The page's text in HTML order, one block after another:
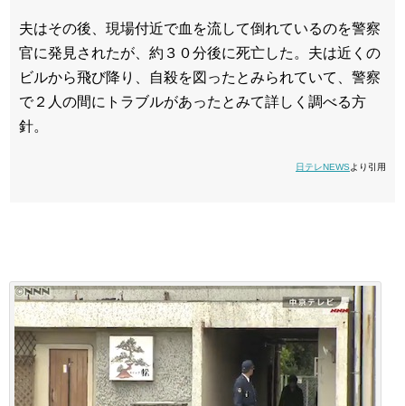
夫はその後、現場付近で血を流して倒れているのを警察
官に発見されたが、約３０分後に死亡した。夫は近くの
ビルから飛び降り、自殺を図ったとみられていて、警察
で２人の間にトラブルがあったとみて詳しく調べる方
針。
日テレNEWSより引用